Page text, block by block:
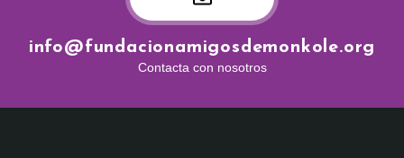
info@fundacionamigosdemonkole.org
Contacta con nosotros